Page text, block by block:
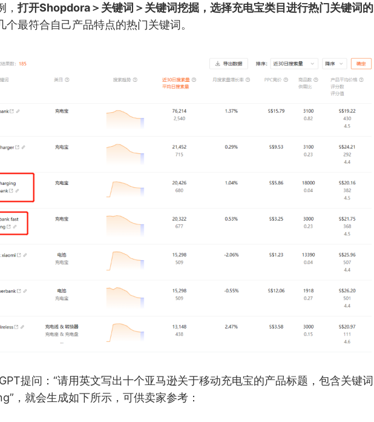
，打开Shopdora＞关键词＞关键词挖掘，选择充电宝类目进行热门关键词的
个最符合自己产品特点的热门关键词。
提问：“请用英文写出十个亚马逊关于移动充电宝的产品标题，包含关键词
，就会生成如下所示，可供卖家参考：